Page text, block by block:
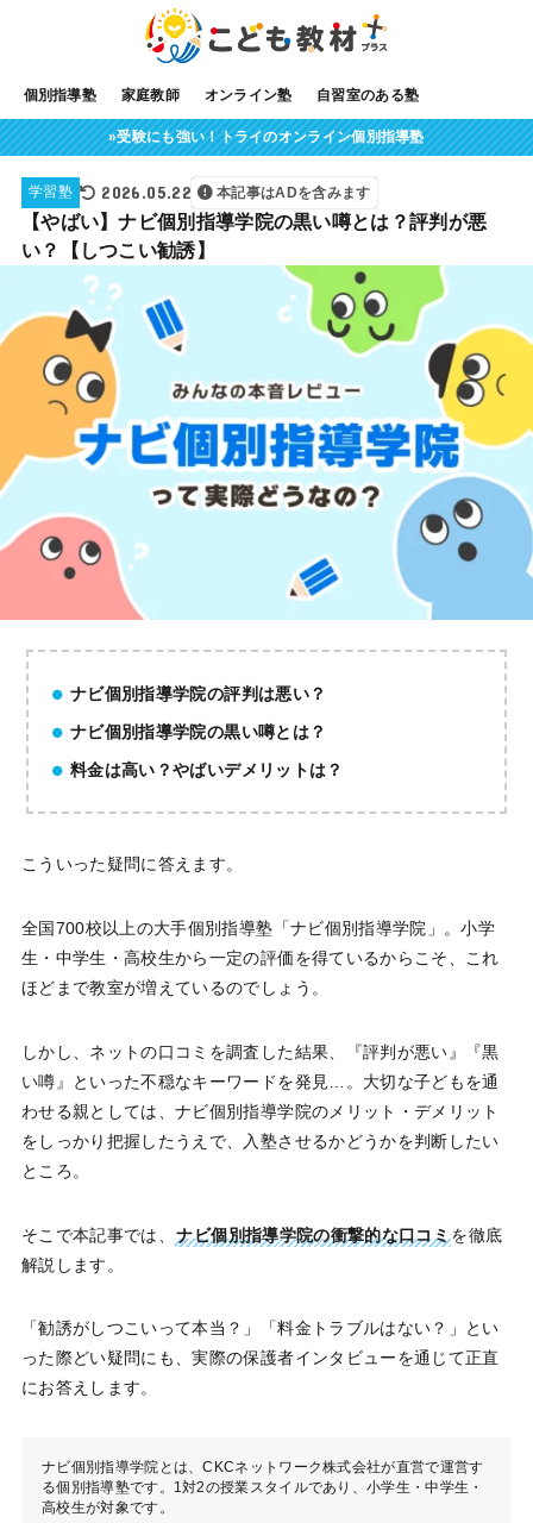
個別指導塾 家庭教師 オンライン塾 自習室のある塾
»受験にも強い！トライのオンライン個別指導塾
学習塾 2026.05.22 本記事はADを含みます
【やばい】ナビ個別指導学院の黒い噂とは？評判が悪
い？【しつこい勧誘】
ナビ個別指導学院の評判は悪い？
ナビ個別指導学院の黒い噂とは？
料金は高い？やばいデメリットは？
こういった疑問に答えます。
全国700校以上の大手個別指導塾「ナビ個別指導学院」。小学
生・中学生・高校生から一定の評価を得ているからこそ、これ
ほどまで教室が増えているのでしょう。
しかし、ネットの口コミを調査した結果、『評判が悪い』『黒
い噂』といった不穏なキーワードを発見…。大切な子どもを通
わせる親としては、ナビ個別指導学院のメリット・デメリット
をしっかり把握したうえで、入塾させるかどうかを判断したい
ところ。
そこで本記事では、ナビ個別指導学院の衝撃的な口コミを徹底
解説します。
「勧誘がしつこいって本当？」「料金トラブルはない？」とい
った際どい疑問にも、実際の保護者インタビューを通じて正直
にお答えします。
ナビ個別指導学院とは、CKCネットワーク株式会社が直営で運営す
る個別指導塾です。1対2の授業スタイルであり、小学生・中学生・
高校生が対象です。